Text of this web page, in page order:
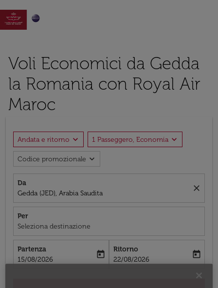

Voli Economici da Gedda
la Romania con Royal Air
Maroc
Andata e ritorno expand_more 1 Passeggero, Economia expand_more
Codice promozionale expand_more
Da
Gedda (JED), Arabia Saudita
close
Per
Seleziona destinazione
Partenza
fc-booking-departure-date-aria-label
15/08/2026
today
Ritorno
fc-booking-return-date-aria-label
22/08/2026
today